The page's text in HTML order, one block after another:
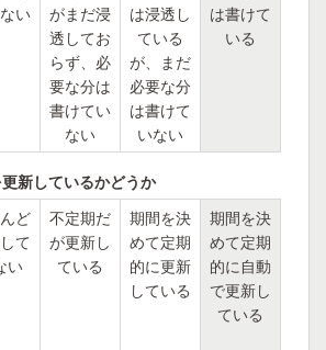
い
がまだ浸
透してお
らず、必
要な分は
書けてい
ない
は浸透し
ている
が、まだ
必要な分
は書けて
いない
は書けて
いる
新しているかどうか
ど
て
い
不定期だ
が更新し
ている
期間を決
めて定期
的に更新
している
期間を決
めて定期
的に自動
で更新し
ている